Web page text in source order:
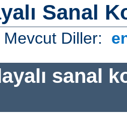
Sanal
Mevcut Diller:
sanal